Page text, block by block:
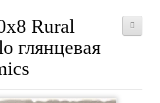
Rural
глянцевая